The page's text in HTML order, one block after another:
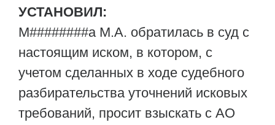
УСТАНОВИЛ:
М########а М.А. обратилась в суд с
настоящим иском, в котором, с
учетом сделанных в ходе судебного
разбирательства уточнений исковых
требований, просит взыскать с АО